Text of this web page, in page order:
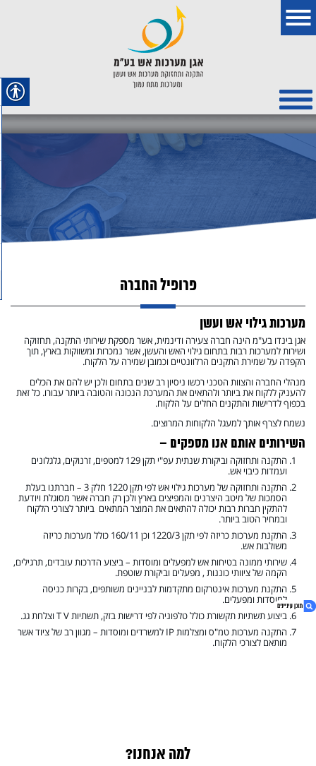
פרופיל החברה
מערכות גילוי אש ועשן
אגן בינדו בע"מ הינה חברה צעירה ודינמית, אשר מספקת שירותי התקנה, תחזוקה
ושירות למערכות רבות בתחום גילוי האש והעשן, אשר נמכרות ומשווקות בארץ, תוך
הקפדה על שמירת התקנים הרלוונטיים וכמובן שמירה על הלקוח.
מנהלי החברה והצוות הטכני רכשו ניסיון רב שנים בתחום ולכן יש להם את הכלים
להעניק ללקוח את ביותר ולהתאים את המערכת הנכונה והטובה ביותר עבורו. כל זאת
בכפוף לדרישות והתקנים החלים על הלקוח.
נשמח לצרף אותך למעגל הלקוחות המרוצים.
השירותים אותם אנו מספקים –
התקנה ותחזוקה וביקורת שנתית עפ"י תקן 129 למטפים, זרנוקים, גלגלונים
ועמדות כיבוי אש.
התקנה ותחזוקה של מערכות גילוי אש לפי תקן 1220 חלק 3 – חברתנו בעלת
הסמכות של מיטב היצרנים והמפיצים בארץ ולכן רק חברה אשר מסוגלת ויודעת
להתקין חברות רבות יכולה להתאים את המוצר המתאים ביותר לצורכי הלקוח
ובמחיר הטוב ביותר.
התקנת מערכות כריזה לפי תקן 1220/3 וכן 160/11 כולל מערכות כריזה
משולבות אש.
שירותי ממונה בטיחות אש למפעלים ומוסדות – ביצוע הדרכות עובדים, תרגילים,
הקמה של ציוותי כוננות , מפעלים וביקורת שוטפת.
התקנת מערכות אינטרקום מתקדמות לבניינים משותפים, בקרות כניסה
למוסדות ומפעלים.
ביצוע תשתיות תקשורת כולל טלפוניה לפי דרישות בזק, תשתיות T V וצלחת גג.
התקנה מערכות טמ"ס ומצלמות IP למשרדים ומוסדות – מגוון רב של ציוד אשר
מותאם לצורכי הלקוח.
למה אנחנו?